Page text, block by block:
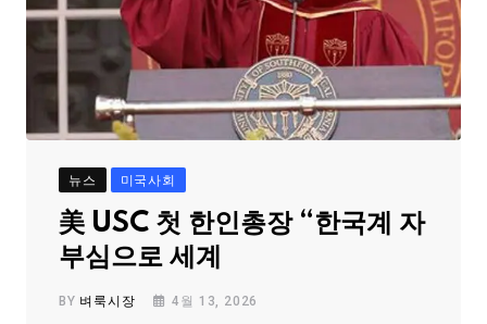
뉴스 미국사회
美 USC 첫 한인총장 “한국계 자
부심으로 세계
BY 벼룩시장 4월 13, 2026